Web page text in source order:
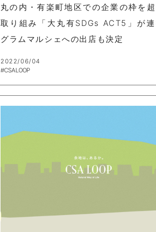
丸の内・有楽町地区での企業の枠を超
取り組み「大丸有SDGs ACT5」が連
グラムマルシェへの出店も決定
2022/06/04
#CSA LOOP